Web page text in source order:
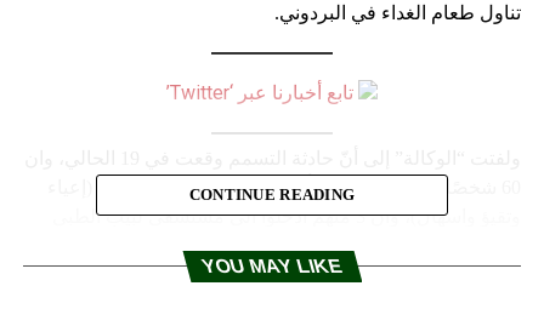
تناول طعام الغداء في البردوني.
تابع أخبارنا عبر ‘Twitter’
60 شخصًا أصيبوا بالتسمم بأعراض خفيفة الى متوسطة (إعياء
وتقيؤ واسهال)، وأنّ 3 منهم أدخلوا الى مستشفى لبيب الطبي
CONTINUE READING
YOU MAY LIKE